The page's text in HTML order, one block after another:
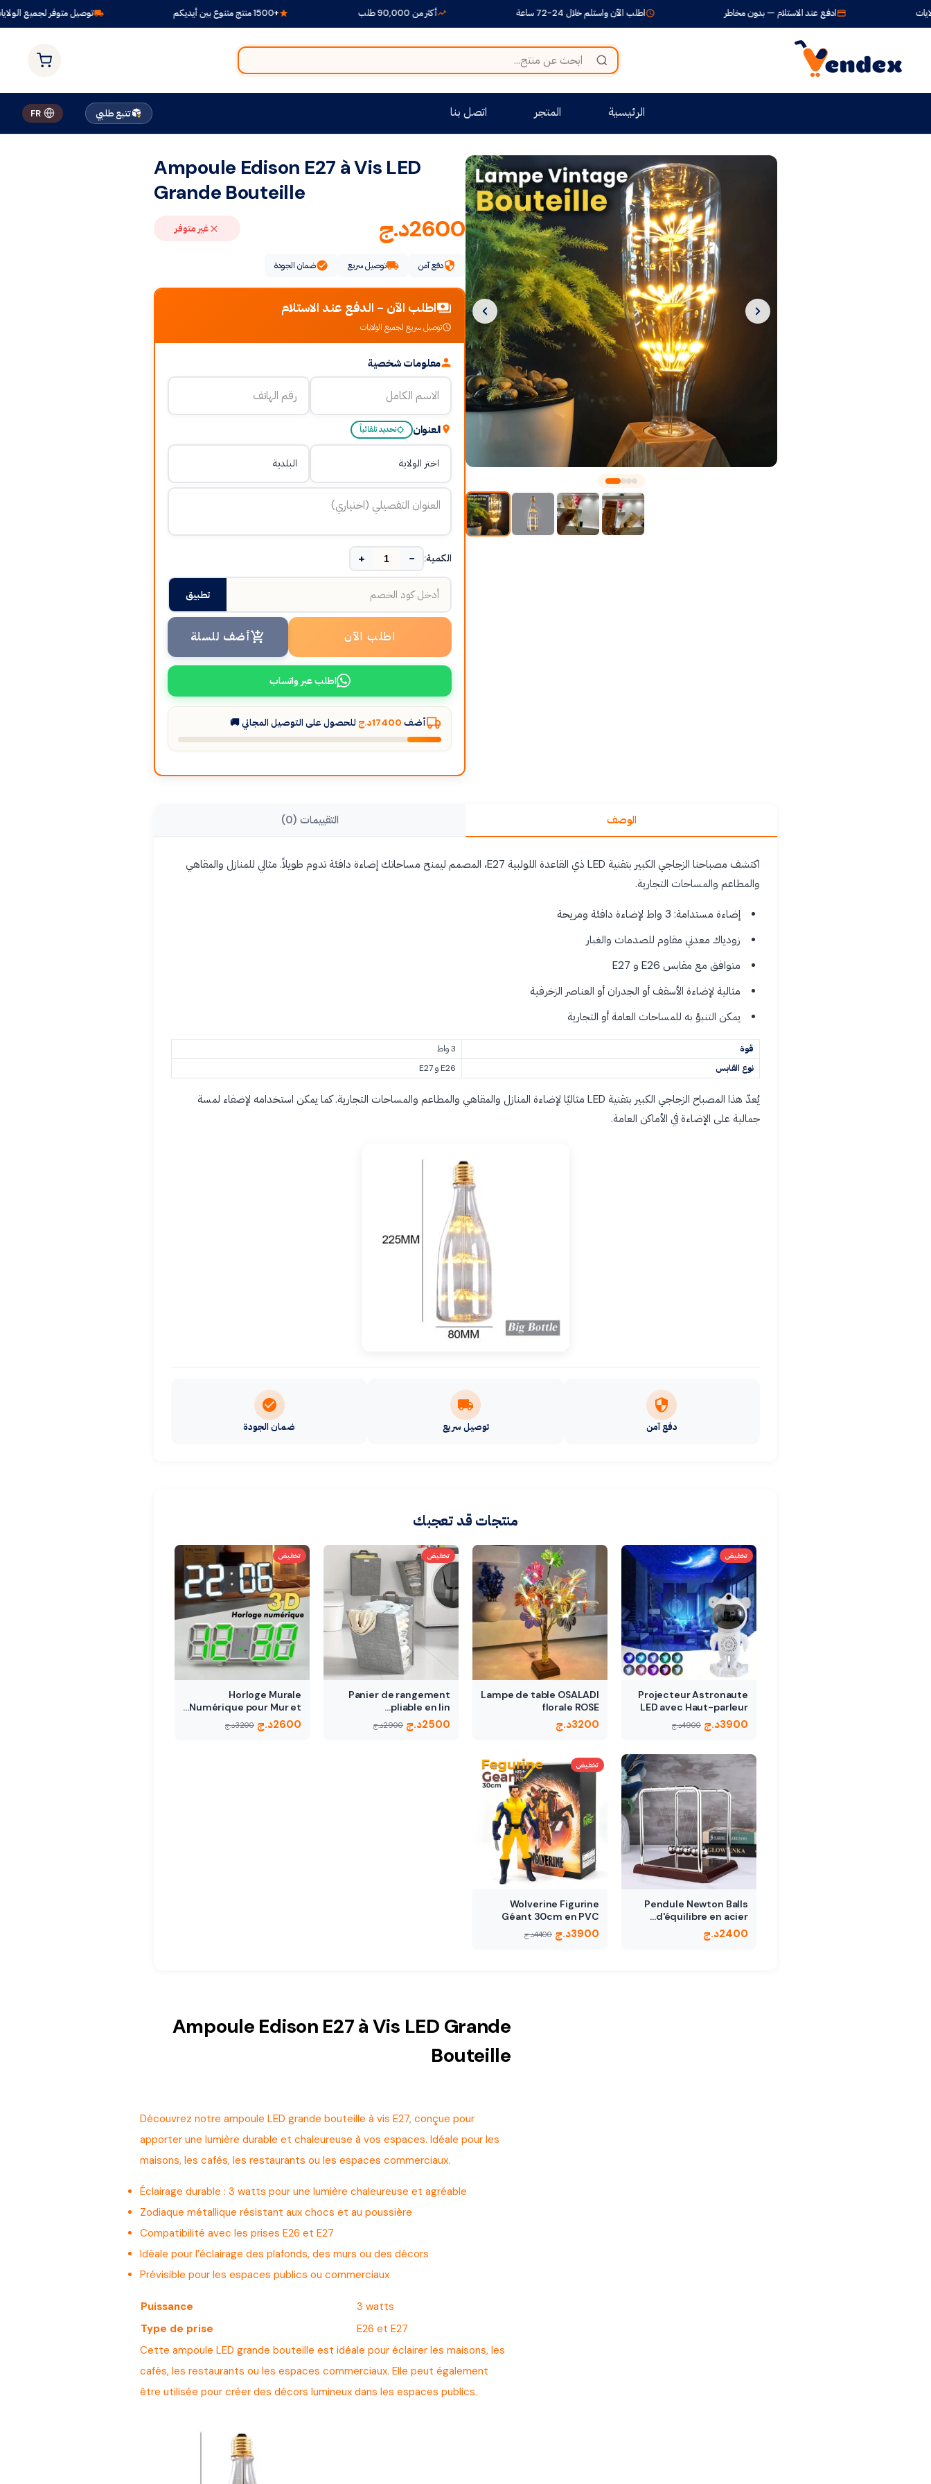
توصيل متوفر لجميع الولايات أكثر من 90,000 طلب اطلب الآن واستلم خلال 24-72 ساعة ادفع عند الاستلام — بدون مخاطر
الرئيسية المتجر اتصل بنا تتبع طلبي FR
Ampoule Edison E27 à Vis LED
Grande Bouteille
2600د.ج غير متوفر
دفع آمن توصيل سريع ضمان الجودة
اطلب الآن - الدفع عند الاستلام
توصيل سريع لجميع الولايات
معلومات شخصية
العنوان تحديد تلقائياً
الكمية: −
+
تطبيق
اطلب الآن أضف للسلة
اطلب عبر واتساب
أضف 17400د.ج للحصول على التوصيل المجاني 🚚
الوصف التقييمات (0)
اكتشف مصباحنا الزجاجي الكبير بتقنية LED ذي القاعدة اللولبية E27، المصمم ليمنح مساحاتك إضاءة دافئة تدوم طويلاً. مثالي للمنازل والمقاهي
والمطاعم والمساحات التجارية.
إضاءة مستدامة: 3 واط لإضاءة دافئة ومريحة
زودياك معدني مقاوم للصدمات والغبار
متوافق مع مقابس E26 و E27
مثالية لإضاءة الأسقف أو الجدران أو العناصر الزخرفية
يمكن التنبؤ به للمساحات العامة أو التجارية
قوة
3 واط
نوع القابس
E26 و E27
يُعدّ هذا المصباح الزجاجي الكبير بتقنية LED مثاليًا لإضاءة المنازل والمقاهي والمطاعم والمساحات التجارية. كما يمكن استخدامه لإضفاء لمسة
جمالية على الإضاءة في الأماكن العامة.
دفع آمن توصيل سريع ضمان الجودة
منتجات قد تعجبك
تخفيض
Projecteur Astronaute
LED avec Haut-parleur
Bluetooth…
3900د.ج 4900د.ج
Lampe de table OSALADI
florale ROSE
3200د.ج
تخفيض
Panier de rangement
pliable en lin…
2500د.ج 2900د.ج
تخفيض
Horloge Murale
Numérique pour Mur et…
2600د.ج 3200د.ج
Pendule Newton Balls
d'équilibre en acier…
2400د.ج
تخفيض
Wolverine Figurine
Géant 30cm en PVC
3900د.ج 4400د.ج
Ampoule Edison E27 à Vis LED Grande
Bouteille
Découvrez notre ampoule LED grande bouteille à vis E27, conçue pour
apporter une lumière durable et chaleureuse à vos espaces. Idéale pour les
maisons, les cafés, les restaurants ou les espaces commerciaux.
Éclairage durable : 3 watts pour une lumière chaleureuse et agréable
Zodiaque métallique résistant aux chocs et au poussière
Compatibilité avec les prises E26 et E27
Idéale pour l’éclairage des plafonds, des murs ou des décors
Prévisible pour les espaces publics ou commerciaux
Puissance
3 watts
Type de prise
E26 et E27
Cette ampoule LED grande bouteille est idéale pour éclairer les maisons, les
cafés, les restaurants ou les espaces commerciaux. Elle peut également
être utilisée pour créer des décors lumineux dans les espaces publics.